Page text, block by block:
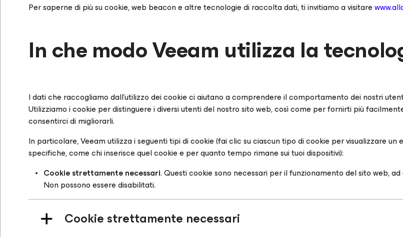
Per saperne di più su cookie, web beacon e altre tecnologie di raccolta dati, ti invitiamo a visitare
In che modo Veeam utilizza la
I dati che raccogliamo dall'utilizzo dei cookie ci aiutano a comprendere il comportamento dei nostri
Utilizziamo i cookie per distinguere i diversi utenti del nostro sito web, così come per fornirti più
consentirci di migliorarli.
In particolare, Veeam utilizza i seguenti tipi di cookie (fai clic su ciascun tipo di cookie per visualizzare
specifiche, come chi inserisce quel cookie e per quanto tempo rimane sui tuoi dispositivi):
Cookie strettamente necessari. Questi cookie sono necessari per il funzionamento del sito web,
Non possono essere disabilitati.
Cookie strettamente necessari